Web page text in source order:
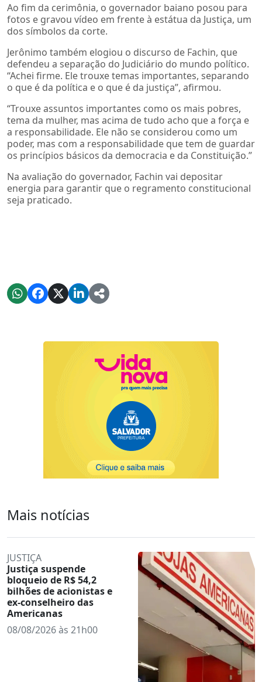
Ao fim da cerimônia, o governador baiano posou para
fotos e gravou vídeo em frente à estátua da Justiça, um
dos símbolos da corte.
Jerônimo também elogiou o discurso de Fachin, que
defendeu a separação do Judiciário do mundo político.
“Achei firme. Ele trouxe temas importantes, separando
o que é da política e o que é da justiça”, afirmou.
“Trouxe assuntos importantes como os mais pobres,
tema da mulher, mas acima de tudo acho que a força e
a responsabilidade. Ele não se considerou como um
poder, mas com a responsabilidade que tem de guardar
os princípios básicos da democracia e da Constituição.”
Na avaliação do governador, Fachin vai depositar
energia para garantir que o regramento constitucional
seja praticado.
Mais notícias
JUSTIÇA
Justiça suspende
bloqueio de R$ 54,2
bilhões de acionistas e
ex-conselheiro das
Americanas
08/08/2026 às 21h00